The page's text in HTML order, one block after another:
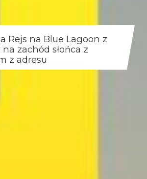
Rejs na Blue Lagoon z
na zachód słońca z
z adresu